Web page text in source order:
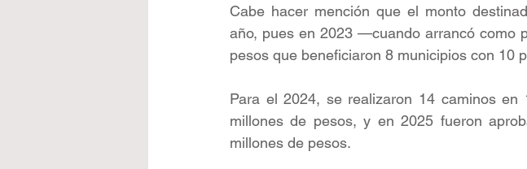
Cabe hacer mención que el monto
año, pues en 2023 —cuando arrancó como
pesos que beneficiaron 8 municipios con 10
Para el 2024, se realizaron 14 caminos
millones de pesos, y en 2025 fueron
millones de pesos.